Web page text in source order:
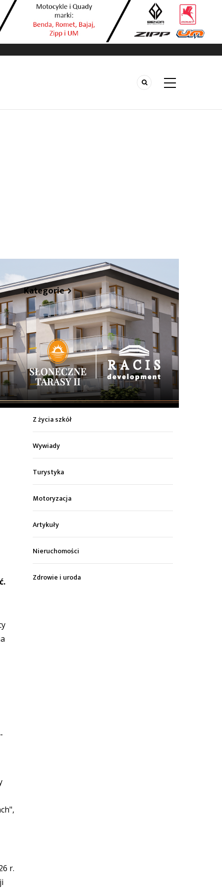
-
r.
Kategorie
Z życia miasta
Sport
Kultura
Wiadomości z regionu
Z życia szkół
Wywiady
Turystyka
Motoryzacja
Artykuły
Nieruchomości
Zdrowie i uroda